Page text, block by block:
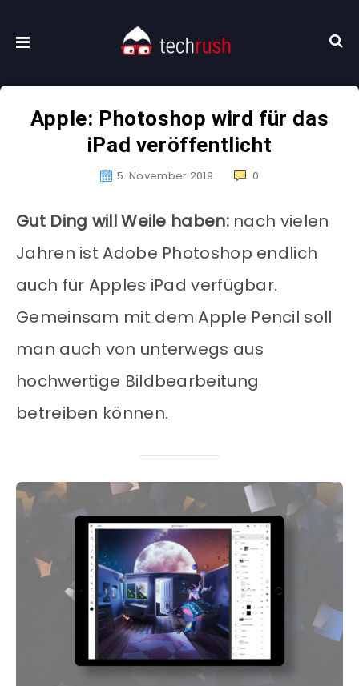
Apple: Photoshop wird für das
iPad veröffentlicht
5. November 2019 0
Gut Ding will Weile haben:nach vielen
Jahren ist Adobe Photoshop endlich
auch für Apples iPad verfügbar.
Gemeinsam mit dem Apple Pencil soll
man auch von unterwegs aus
hochwertige Bildbearbeitung
betreiben können.